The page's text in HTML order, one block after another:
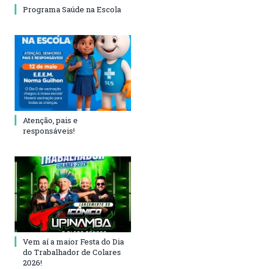
Programa Saúde na Escola
Atenção, pais e
responsáveis!
Vem aí a maior Festa do Dia
do Trabalhador de Colares
2026!